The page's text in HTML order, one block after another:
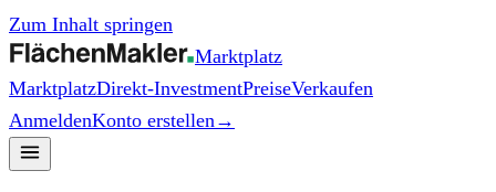
Zum Inhalt springen
Marktplatz
MarktplatzDirekt-InvestmentPreiseVerkaufen
AnmeldenKonto erstellen→